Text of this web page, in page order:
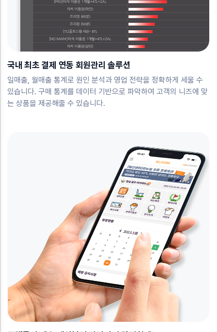
국내 최초 결제 연동 회원관리 솔루션
일매출, 월매출 통계로 원인 분석과 영업 전략을 정확하게 세울 수
있습니다. 구매 통계를 데이터 기반으로 파악하여 고객의 니즈에 맞
는 상품을 제공해줄 수 있습니다.